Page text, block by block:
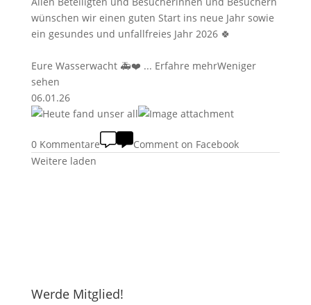
wünschen wir einen guten Start ins neue Jahr sowie
ein gesundes und unfallfreies Jahr 2026 🍀
Eure Wasserwacht 🚑❤️ ... Erfahre mehrWeniger
sehen
06.01.26
0 Kommentare
Comment on Facebook
Weitere laden
Werde Mitglied!